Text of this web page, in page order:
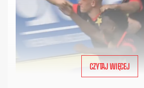
CZYTAJ WIĘCEJ